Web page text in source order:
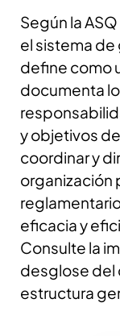
Según la
el sistema de
define como
documenta
y objetivos
coordinar y
organización
eficacia y
Consulte la
desglose del
estructura